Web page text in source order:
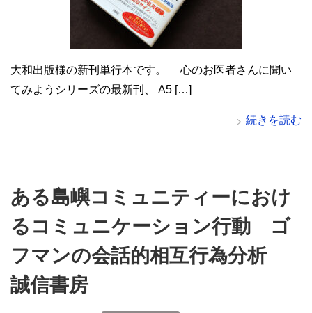
大和出版様の新刊単行本です。 心のお医者さんに聞い
てみようシリーズの最新刊、 A5 […]
続きを読む
ある島嶼コミュニティーにおけ
るコミュニケーション行動 ゴ
フマンの会話的相互行為分析
誠信書房